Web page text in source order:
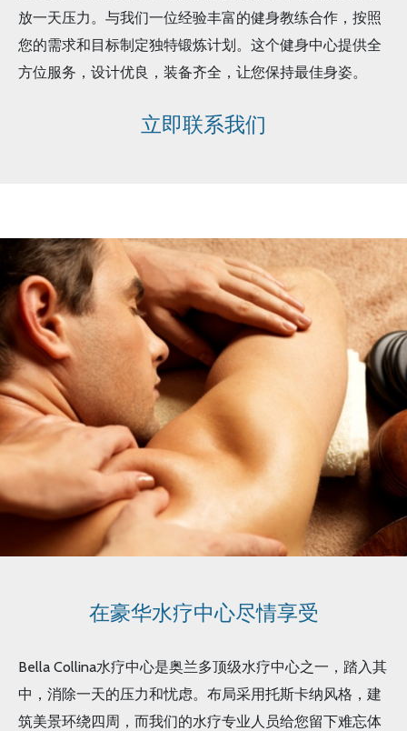
放一天压力。与我们一位经验丰富的健身教练合作，按照
您的需求和目标制定独特锻炼计划。这个健身中心提供全
方位服务，设计优良，装备齐全，让您保持最佳身姿。
立即联系我们
在豪华水疗中心尽情享受
Bella Collina水疗中心是奥兰多顶级水疗中心之一，踏入其
中，消除一天的压力和忧虑。布局采用托斯卡纳风格，建
筑美景环绕四周，而我们的水疗专业人员给您留下难忘体